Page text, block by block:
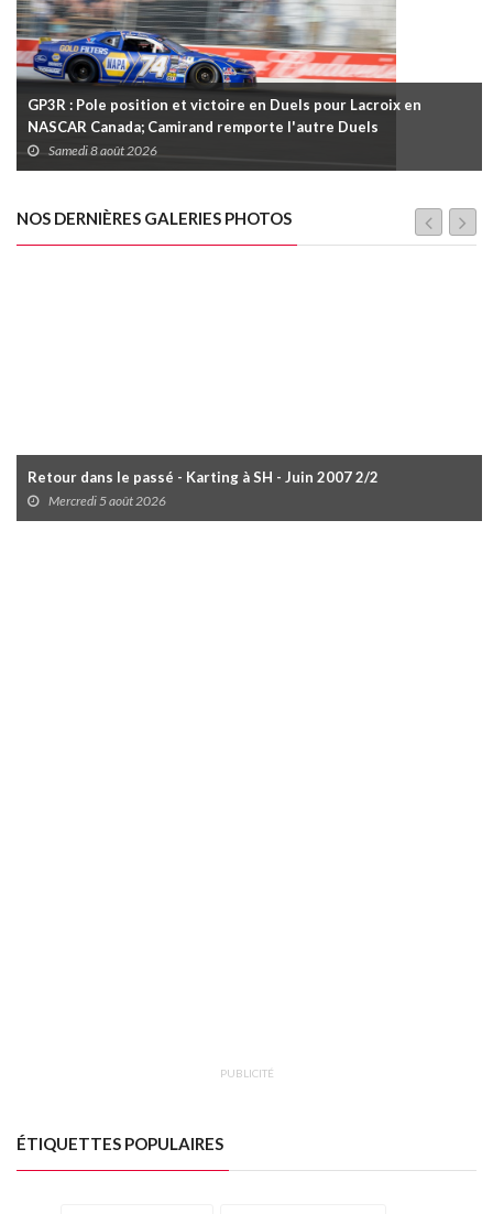
GP3R : Pole position et victoire en Duels pour Lacroix en
NASCAR Canada; Camirand remporte l'autre Duels
Samedi 8 août 2026
NOS DERNIÈRES GALERIES PHOTOS
Retour dans le passé - Karting à SH - Juin 2007 2/2
Mercredi 5 août 2026
PUBLICITÉ
ÉTIQUETTES POPULAIRES